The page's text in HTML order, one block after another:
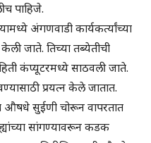
पाहिजे.
अंगणवाडी कार्यकर्त्यांच्या
केली जाते. तिच्या तब्येतीची
कंप्यूटरमध्ये साठवली जाते.
प्रयत्न केले जातात.
औषधे सुईणी चोरून वापरतात
ह्यांच्या सांगण्यावरून कडक